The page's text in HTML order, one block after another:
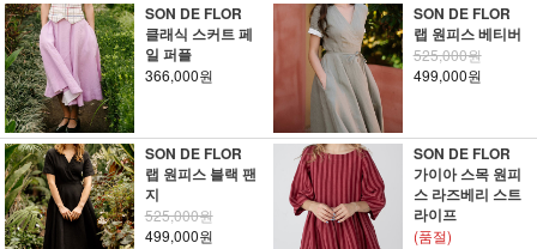
SON DE FLOR
클래식 스커트 페
일 퍼플
366,000원
SON DE FLOR
랩 원피스 베티버
525,000원
499,000원
SON DE FLOR
랩 원피스 블랙 팬
지
525,000원
499,000원
SON DE FLOR
가이아 스목 원피
스 라즈베리 스트
라이프
(품절)